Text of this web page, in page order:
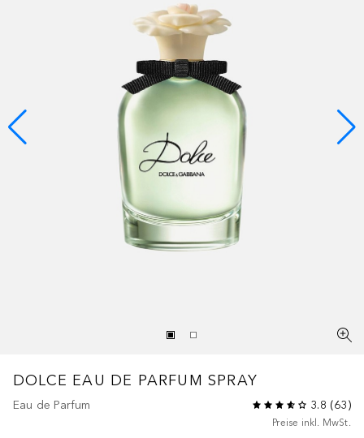
DOLCE EAU DE PARFUM SPRAY
Eau de Parfum 3.8 (63)
Preise inkl. MwSt.